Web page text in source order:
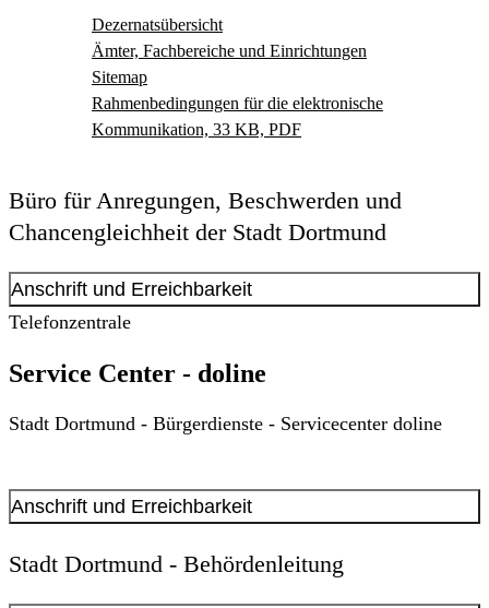
Dezernatsübersicht
Ämter, Fachbereiche und Einrichtungen
Sitemap
Rahmenbedingungen für die elektronische
Kommunikation, 33 KB, PDF
Büro für Anregungen, Beschwerden und
Chancengleichheit der Stadt Dortmund
Anschrift und Erreichbarkeit
Olpe 1
Telefonzentrale
Service Center - doline
Stadt Dortmund - Bürgerdienste - Servicecenter doline
Anschrift und Erreichbarkeit
Anschrift
Stadt Dortmund - Behördenleitung